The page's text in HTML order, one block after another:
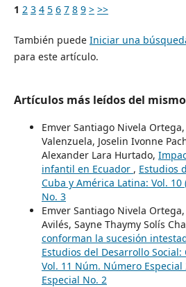
1 2 3 4 5 6 7 8 9 > >>
También puede Iniciar una
para este artículo.
Artículos más leídos del
Emver Santiago Nivela
Valenzuela, Joselin Ivonne
Alexander Lara Hurtado,
infantil en Ecuador , Estudios
Cuba y América Latina: Vol.
No. 3
Emver Santiago Nivela
Avilés, Sayne Thaymy Solís
conforman la sucesión
Estudios del Desarrollo
Vol. 11 Núm. Número Especial
Especial No. 2